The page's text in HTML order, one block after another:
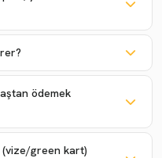
ödemek
(vize/green kart)